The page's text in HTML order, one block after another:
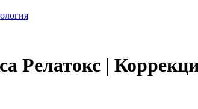
Релатокс |